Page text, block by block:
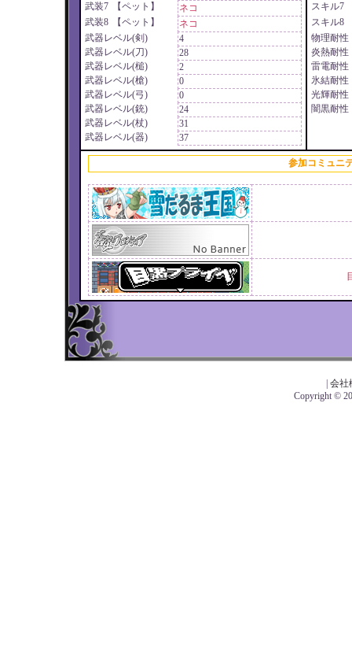
武装7
【ペット】
ネコ
武装8
【ペット】
ネコ
武器レベル(剣)
4
武器レベル(刀)
28
武器レベル(槌)
2
武器レベル(槍)
0
武器レベル(弓)
0
武器レベル(銃)
24
武器レベル(杖)
31
武器レベル(器)
37
スキル7
スキル8
物理耐性
炎熱耐性
雷電耐性
氷結耐性
光輝耐性
闇黒耐性
参加コミュニ
会社
Copyright ©